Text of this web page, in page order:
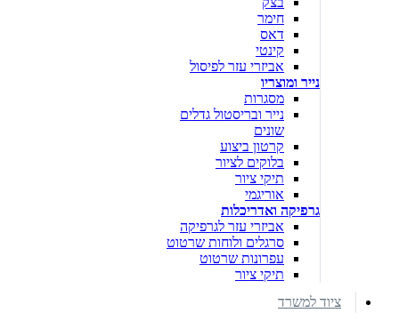
חימר
דאס
קינטי
אביזרי עזר לפיסול
נייר ומוצריו
מסגרות
נייר ובריסטול גדלים
שונים
קרטון ביצוע
בלוקים לציור
תיקי ציור
אוריגמי
גרפיקה ואדריכלות
אביזרי עזר לגרפיקה
סרגלים ולוחות שרטוט
עפרונות שרטוט
תיקי ציור
ציוד למשרד